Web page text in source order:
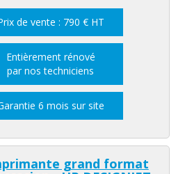
de vente : 790 € HT
Entièrement rénové
par nos techniciens
6 mois sur site
grand format